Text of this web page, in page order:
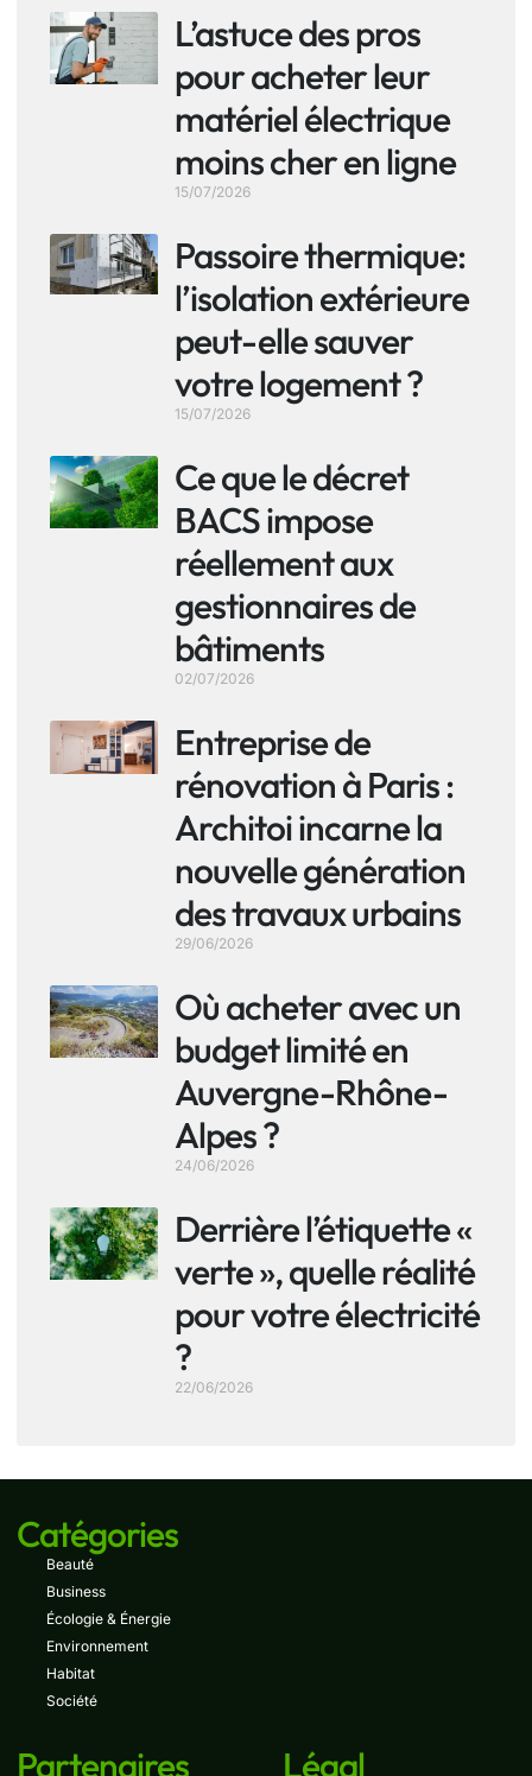
L’astuce des pros
pour acheter leur
matériel électrique
moins cher en ligne
15/07/2026
Passoire thermique:
l’isolation extérieure
peut-elle sauver
votre logement ?
15/07/2026
Ce que le décret
BACS impose
réellement aux
gestionnaires de
bâtiments
02/07/2026
Entreprise de
rénovation à Paris :
Architoi incarne la
nouvelle génération
des travaux urbains
29/06/2026
Où acheter avec un
budget limité en
Auvergne-Rhône-
Alpes ?
24/06/2026
Derrière l’étiquette «
verte », quelle réalité
pour votre électricité
?
22/06/2026
Catégories
Beauté
Business
Écologie & Énergie
Environnement
Habitat
Société
Partenaires Légal